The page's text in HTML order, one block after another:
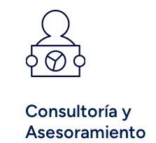
Consultoría y
Asesoramiento